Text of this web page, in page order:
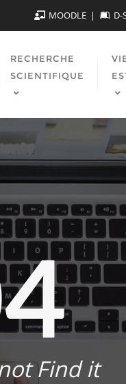
MOODLE D-
RECHERCHE
SCIENTIFIQUE
Find it